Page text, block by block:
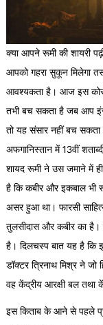
क्या आपने रूमी की शायरी
आपको गहरा सुकून मिलेगा
आवश्यकता है। आज इस
तभी बच सकता है जब आप
तो यह संसार नहीं बच
अफगानिस्तान में 13वीं
शायद रूमी ने उस जमाने में ही
है कि कबीर और इकबाल भी
असर हुआ था। फारसी
तुलसीदास और कबीर का है।
है। दिलचस्प बात यह है कि
डॉक्टर त्रिनाथ मिश्र ने जो
वह केंद्रीय आरक्षी बल तथा
इस किताब के आने से पहले